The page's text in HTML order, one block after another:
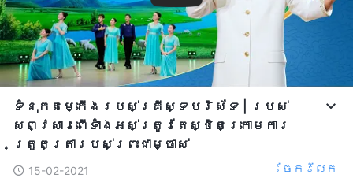
ទំនុកតម្កើង​របស់​គ្រីស្ទបរិស័ទ | របស់
សព្វសារពើទាំងអស់ត្រូវតែស្ថិតក្រោមការ
ត្រួតត្រារបស់ព្រះជាម្ចាស់
15-02-2021 ចែក​រំលែក